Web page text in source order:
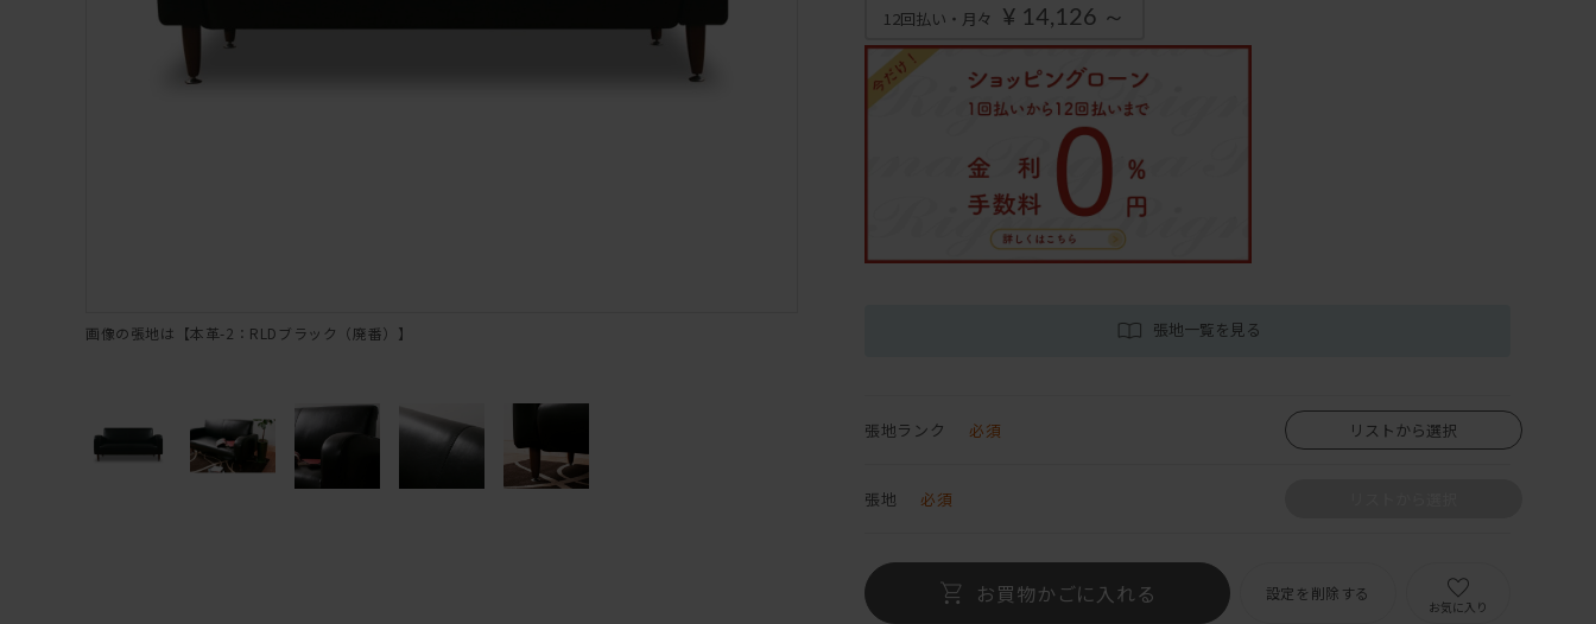
画像の張地は【本革-2：RLDブラック（廃番）】
12回払い・月々 ¥ 14,126 ～
張地一覧を見る
張地ランク 必須 リストから選択
張地 必須
お買物かごに入れる 設定を削除する
お気に入り